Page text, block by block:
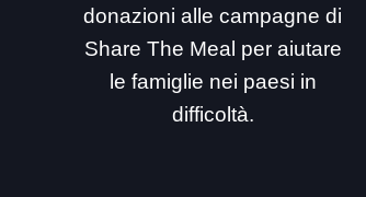
donazioni alle campagne di
Share The Meal per aiutare
le famiglie nei paesi in
difficoltà.